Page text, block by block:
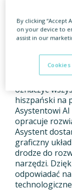
rozwiązać
się rekruterzy.
Niezależnie
nie odbierają
usprawnienie
oznaczyć
hiszpański na
Asystentowi
opracuje
Asystent
graficzny
drodze do
narzędzi.
odpowiadać
By clicking “Accept
on your device to
assist in our